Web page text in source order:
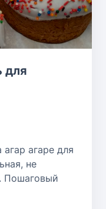
для
агар агаре для
не
Пошаговый